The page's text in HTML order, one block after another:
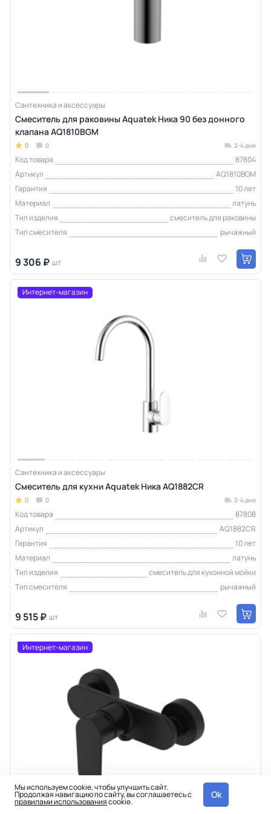
Сантехника и аксессуары
Смеситель для раковины Aquatek Ника 90 без донного
клапана AQ1810BGM
0 0 2-4 дня
Код товара
87804
Артикул
AQ1810BGM
Гарантия
10 лет
Материал
латунь
Тип изделия
смеситель для раковины
Тип смесителя
рычажный
9 306 ₽ шт
Интернет-магазин
Сантехника и аксессуары
Смеситель для кухни Aquatek Ника AQ1882CR
0 0 2-4 дня
Код товара
87808
Артикул
AQ1882CR
Гарантия
10 лет
Материал
латунь
Тип изделия
смеситель для кухонной мойки
Тип смесителя
рычажный
9 515 ₽ шт
Интернет-магазин
Мы используем cookie, чтобы улучшить сайт.
Продолжая навигацию по сайту, вы соглашаетесь с
правилами использованияcookie.
Ok